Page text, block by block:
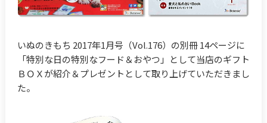
いぬのきもち 2017年1月号（Vol.176）の別冊 14ページに
「特別な日の特別なフード＆おやつ」として当店のギフト
ＢＯＸが紹介＆プレゼントとして取り上げていただきまし
た。